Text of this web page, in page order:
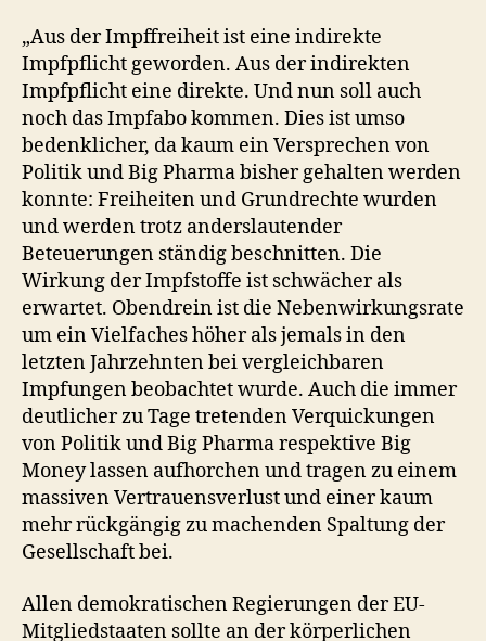
„Aus der Impffreiheit ist eine indirekte
Impfpflicht geworden. Aus der indirekten
Impfpflicht eine direkte. Und nun soll auch
noch das Impfabo kommen. Dies ist umso
bedenklicher, da kaum ein Versprechen von
Politik und Big Pharma bisher gehalten werden
konnte: Freiheiten und Grundrechte wurden
und werden trotz anderslautender
Beteuerungen ständig beschnitten. Die
Wirkung der Impfstoffe ist schwächer als
erwartet. Obendrein ist die Nebenwirkungsrate
um ein Vielfaches höher als jemals in den
letzten Jahrzehnten bei vergleichbaren
Impfungen beobachtet wurde. Auch die immer
deutlicher zu Tage tretenden Verquickungen
von Politik und Big Pharma respektive Big
Money lassen aufhorchen und tragen zu einem
massiven Vertrauensverlust und einer kaum
mehr rückgängig zu machenden Spaltung der
Gesellschaft bei.
Allen demokratischen Regierungen der EU-
Mitgliedstaaten sollte an der körperlichen